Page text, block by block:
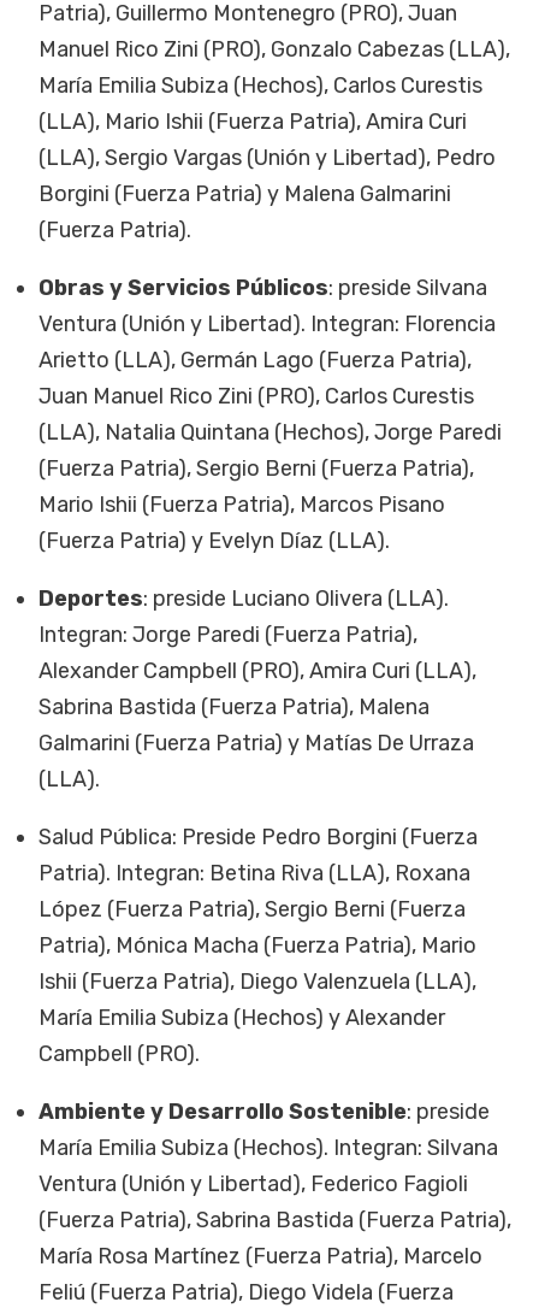
Patria), Guillermo Montenegro (PRO), Juan
Manuel Rico Zini (PRO), Gonzalo Cabezas (LLA),
María Emilia Subiza (Hechos), Carlos Curestis
(LLA), Mario Ishii (Fuerza Patria), Amira Curi
(LLA), Sergio Vargas (Unión y Libertad), Pedro
Borgini (Fuerza Patria) y Malena Galmarini
(Fuerza Patria).
Obras y Servicios Públicos: preside Silvana
Ventura (Unión y Libertad). Integran: Florencia
Arietto (LLA), Germán Lago (Fuerza Patria),
Juan Manuel Rico Zini (PRO), Carlos Curestis
(LLA), Natalia Quintana (Hechos), Jorge Paredi
(Fuerza Patria), Sergio Berni (Fuerza Patria),
Mario Ishii (Fuerza Patria), Marcos Pisano
(Fuerza Patria) y Evelyn Díaz (LLA).
Deportes: preside Luciano Olivera (LLA).
Integran: Jorge Paredi (Fuerza Patria),
Alexander Campbell (PRO), Amira Curi (LLA),
Sabrina Bastida (Fuerza Patria), Malena
Galmarini (Fuerza Patria) y Matías De Urraza
(LLA).
Salud Pública: Preside Pedro Borgini (Fuerza
Patria). Integran: Betina Riva (LLA), Roxana
López (Fuerza Patria), Sergio Berni (Fuerza
Patria), Mónica Macha (Fuerza Patria), Mario
Ishii (Fuerza Patria), Diego Valenzuela (LLA),
María Emilia Subiza (Hechos) y Alexander
Campbell (PRO).
Ambiente y Desarrollo Sostenible: preside
María Emilia Subiza (Hechos). Integran: Silvana
Ventura (Unión y Libertad), Federico Fagioli
(Fuerza Patria), Sabrina Bastida (Fuerza Patria),
María Rosa Martínez (Fuerza Patria), Marcelo
Feliú (Fuerza Patria), Diego Videla (Fuerza